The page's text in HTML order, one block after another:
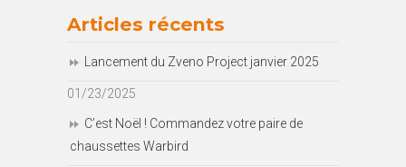
Articles récents
Lancement du Zveno Project janvier 2025
01/23/2025
C’est Noël ! Commandez votre paire de
chaussettes Warbird